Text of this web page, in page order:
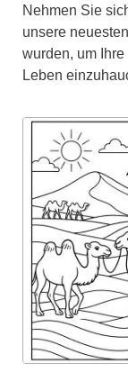
Nehmen Sie
unsere
wurden, um
Leben